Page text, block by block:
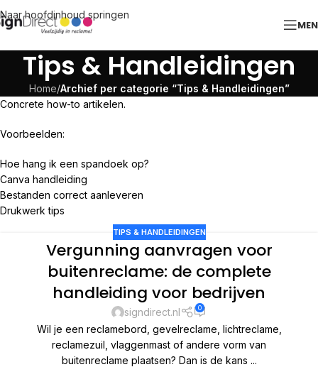
Naar hoofdinhoud springen
Tips & Handleidingen
Home/Archief per categorie “Tips & Handleidingen”
Concrete how-to artikelen.
Voorbeelden:
Hoe hang ik een spandoek op?
Canva handleiding
Bestanden correct aanleveren
Drukwerk tips
TIPS & HANDLEIDINGEN
Vergunning aanvragen voor
buitenreclame: de complete
handleiding voor bedrijven
signdirect.nl 0
Wil je een reclamebord, gevelreclame, lichtreclame,
reclamezuil, vlaggenmast of andere vorm van
buitenreclame plaatsen? Dan is de kans ...